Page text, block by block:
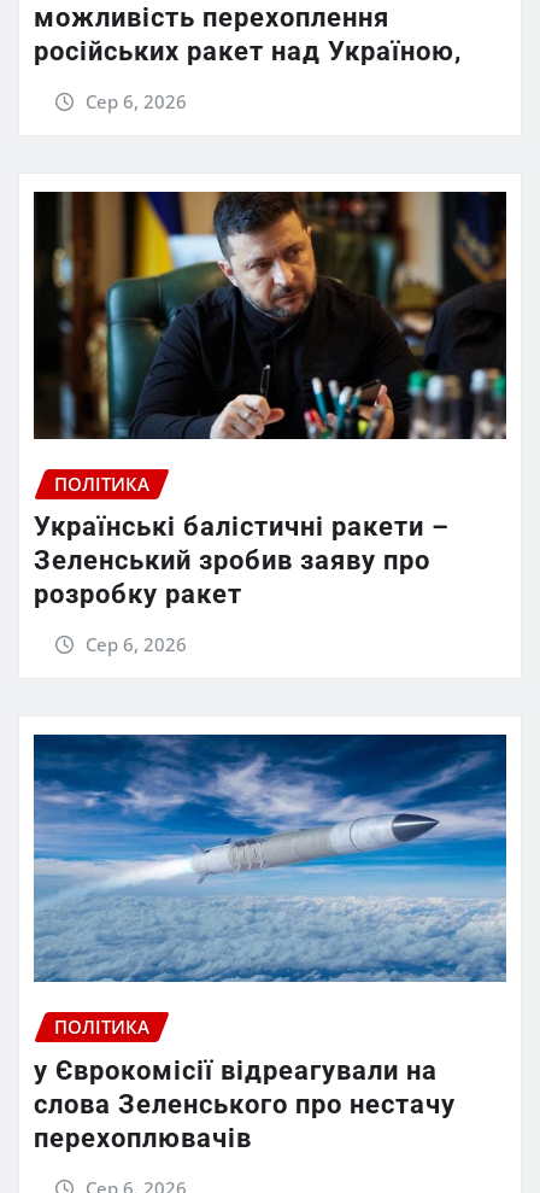
можливість перехоплення
російських ракет над Україною,
Сер 6, 2026
ПОЛІТИКА
Українські балістичні ракети –
Зеленський зробив заяву про
розробку ракет
Сер 6, 2026
ПОЛІТИКА
у Єврокомісії відреагували на
слова Зеленського про нестачу
перехоплювачів
Сер 6, 2026